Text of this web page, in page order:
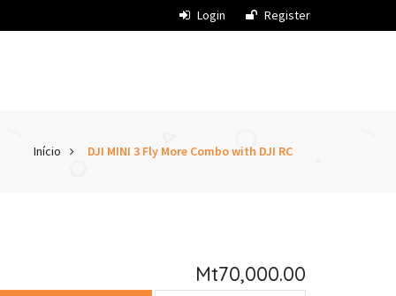
Login Register
Início DJI MINI 3 Fly More Combo with DJI RC
Mt70,000.00